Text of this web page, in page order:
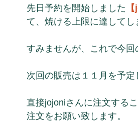
優しいお店探訪 お灸 生理
氣が調う談話室
先日予約を開始しました
て、焼ける上限に達してし
すみませんが、これで今回
次回の販売は１１月を予定
直接jojoniさんに注文する
注文をお願い致します。